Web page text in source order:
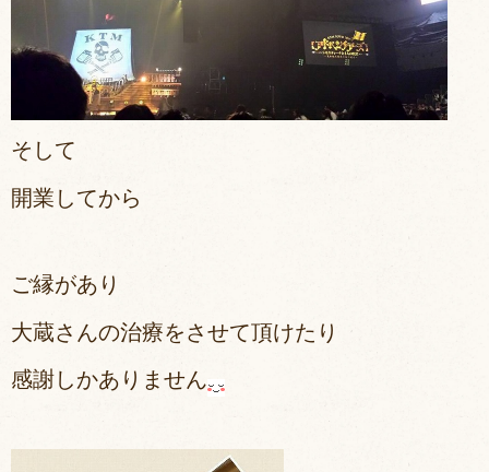
そして
開業してから
ご縁があり
大蔵さんの治療をさせて頂けたり
感謝しかありません